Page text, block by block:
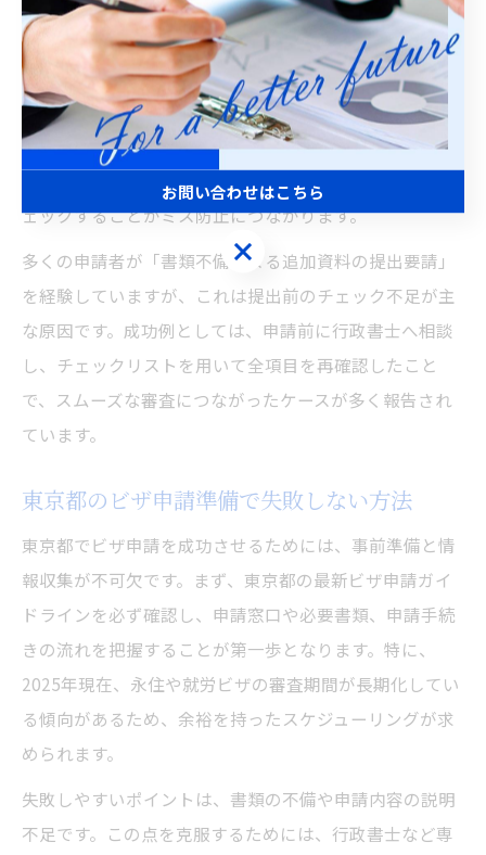
を必ず公式サイトでチェックし、書類の様式や提出方法
に変更がないか確認しましょう。例えば、住民票や在職
証明書、身元保証書などは有効期限が厳格に定められて
おり、古い書類では受理されないケースも少なくありま
せん。提出前に「記載内容の一致」「書類の有効期限」
「必要な添付資料の有無」をリスト化し、ひとつずつチ
ェックすることがミス防止につながります。
多くの申請者が「書類不備による追加資料の提出要請」
を経験していますが、これは提出前のチェック不足が主
な原因です。成功例としては、申請前に行政書士へ相談
し、チェックリストを用いて全項目を再確認したこと
で、スムーズな審査につながったケースが多く報告され
ています。
東京都のビザ申請準備で失敗しない方法
東京都でビザ申請を成功させるためには、事前準備と情
報収集が不可欠です。まず、東京都の最新ビザ申請ガイ
ドラインを必ず確認し、申請窓口や必要書類、申請手続
きの流れを把握することが第一歩となります。特に、
2025年現在、永住や就労ビザの審査期間が長期化してい
る傾向があるため、余裕を持ったスケジューリングが求
められます。
失敗しやすいポイントは、書類の不備や申請内容の説明
不足です。この点を克服するためには、行政書士など専
お問い合わせはこちら
お問い合わせはこちら